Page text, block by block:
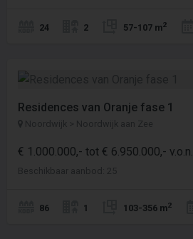
24 2 57-107 m2
Residences van Oranje fase 1
Noordwijk > Noordwijk aan Zee
€ 1.000.000,- tot € 6.950.000,- v.o.n.
Beschikbaar aanbod: 25
86 1 103-356 m2